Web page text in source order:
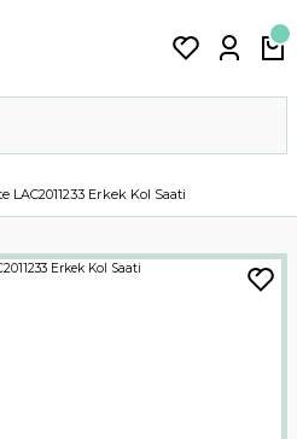
LAC2011233 Erkek Kol Saati